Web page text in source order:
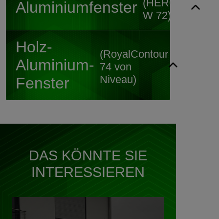
Aluminiumfenster (HEROAL
W 72)
Holz-
Aluminium-
Fenster
(RoyalContour
74 von
Niveau)
DAS KÖNNTE SIE
INTERESSIEREN